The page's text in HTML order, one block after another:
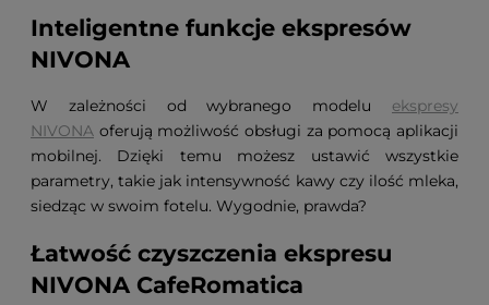
Inteligentne funkcje ekspresów
NIVONA
W zależności od wybranego modelu ekspresy
NIVONA oferują możliwość obsługi za pomocą aplikacji
mobilnej. Dzięki temu możesz ustawić wszystkie
parametry, takie jak intensywność kawy czy ilość mleka,
siedząc w swoim fotelu. Wygodnie, prawda?
Łatwość czyszczenia ekspresu
NIVONA CafeRomatica